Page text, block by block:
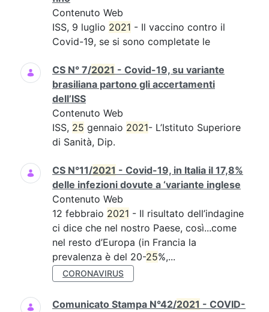
Contenuto Web
ISS, 9 luglio 2021 - Il vaccino contro il
Covid-19, se si sono completate le
CS N° 7/2021 - Covid-19, su variante
brasiliana partono gli accertamenti
dell’ISS
Contenuto Web
ISS, 25 gennaio 2021- L’Istituto Superiore
di Sanità, Dip.
CS N°11/2021 - Covid-19, in Italia il 17,8%
delle infezioni dovute a ‘variante inglese
Contenuto Web
12 febbraio 2021 - Il risultato dell’indagine
ci dice che nel nostro Paese, così...come
nel resto d’Europa (in Francia la
prevalenza è del 20-25%,...
CORONAVIRUS
Comunicato Stampa N°42/2021 - COVID-